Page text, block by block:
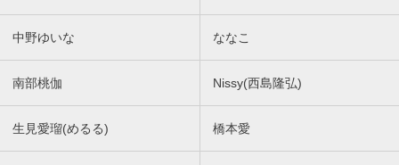
中野ゆいな ななこ
南部桃伽 Nissy(西島隆弘)
生見愛瑠(めるる) 橋本愛